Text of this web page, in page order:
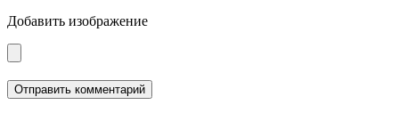
Добавить изображение